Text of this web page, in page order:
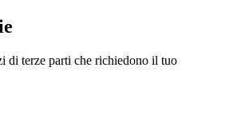
di terze parti che richiedono il tuo